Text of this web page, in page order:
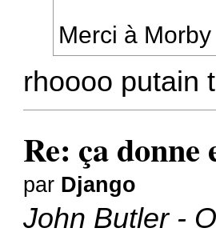
Merci à
rhoooo putain
Re: ça donne
par Django
John Butler -